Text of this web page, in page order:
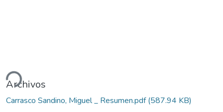
Archivos
Carrasco Sandino, Miguel _ Resumen.pdf(587.94 KB)